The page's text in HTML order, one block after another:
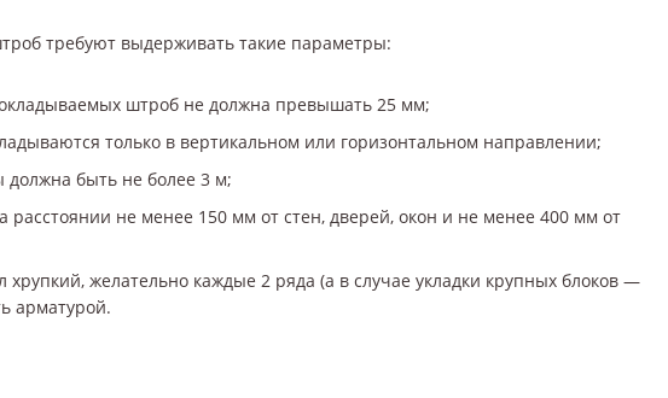
требуют выдерживать такие параметры:
штроб не должна превышать 25 мм;
только в вертикальном или горизонтальном направлении;
быть не более 3 м;
расстоянии не менее 150 мм от стен, дверей, окон и не менее 400 мм от
хрупкий, желательно каждые 2 ряда (а в случае укладки крупных блоков —
арматурой.